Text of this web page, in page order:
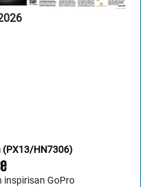
(PX13/HN7306)
inspirisan GoPro